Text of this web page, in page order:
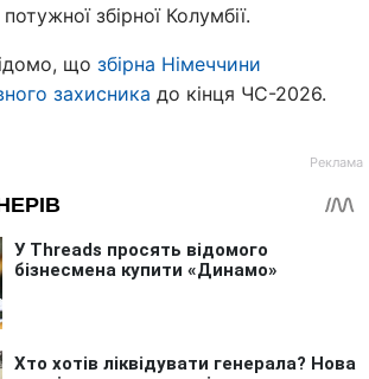
збірної Колумбії.
що збірна Німеччини
захисника до кінця ЧС-2026.